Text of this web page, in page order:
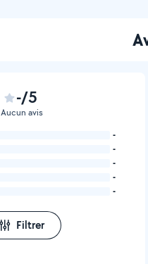
-/5
Aucun avis
-
-
-
-
-
Filtrer